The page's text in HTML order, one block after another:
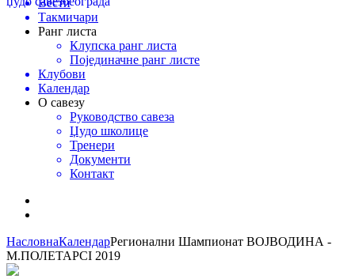
Вести
Такмичари
Ранг листа
Клупска ранг листа
Појединачне ранг листе
Клубови
Календар
О савезу
Руководство савеза
Џудо школице
Тренери
Документи
Контакт
НасловнаКалендарРегионални Шампионат ВОЈВОДИНА -
М.ПОЛЕТАРCI 2019